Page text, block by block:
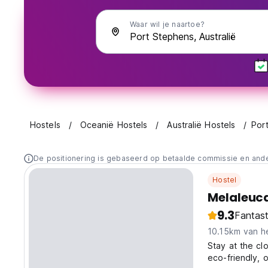
Waar wil je naartoe?
Hostels Oceanië Hostels Australië Hostels
De positionering is gebaseerd op betaalde commissie en
Hostel
9.3
10.15km van
Stay at the
eco-friendly,